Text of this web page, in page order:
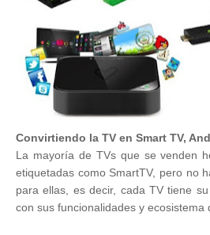
Convirtiendo la TV en Smart TV,
La mayoría de TVs que se venden
etiquetadas como SmartTV, pero no
para ellas, es decir, cada TV tiene
con sus funcionalidades y ecosistema